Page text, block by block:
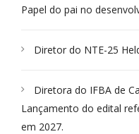
Papel do pai no
Diretor do NTE-25
Diretora do IFBA de
Lançamento do edital
em 2027.